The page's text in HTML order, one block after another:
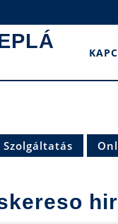
Szolgáltatás